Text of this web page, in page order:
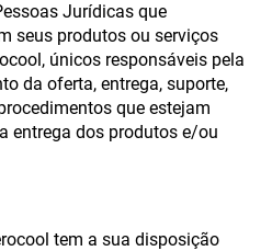
Jurídicas que
seus produtos ou serviços
únicos responsáveis pela
da oferta, entrega, suporte,
que estejam
entrega dos produtos e/ou
tem a sua disposição